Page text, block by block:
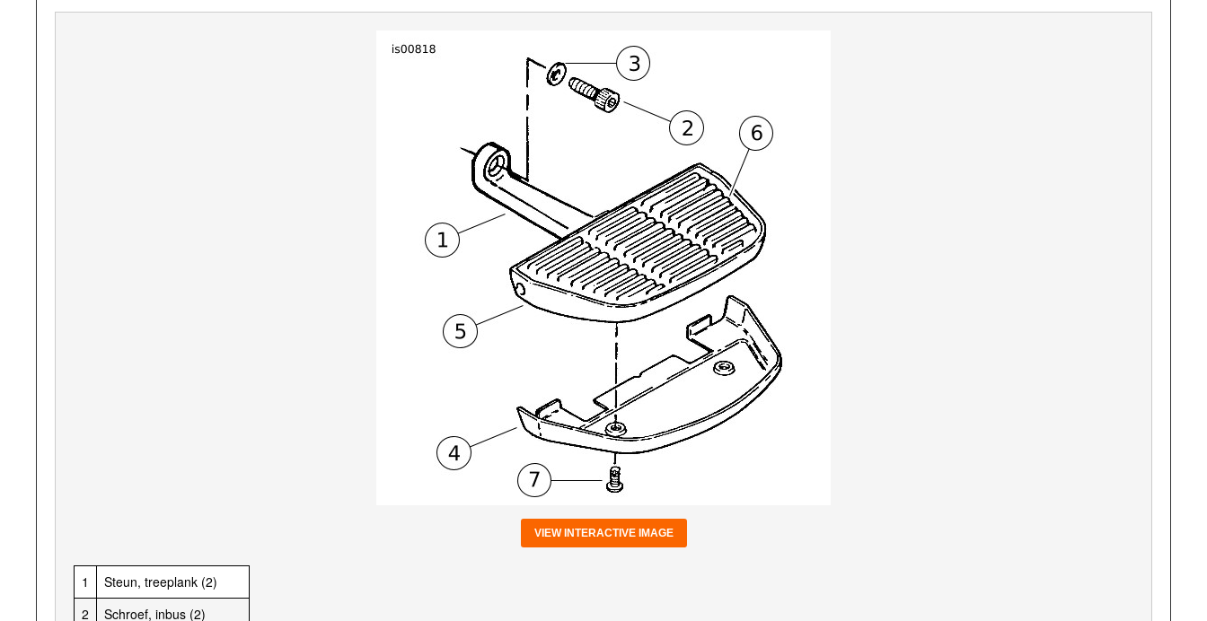
VIEW INTERACTIVE IMAGE
1
Steun, treeplank (2)
2
Schroef, inbus (2)